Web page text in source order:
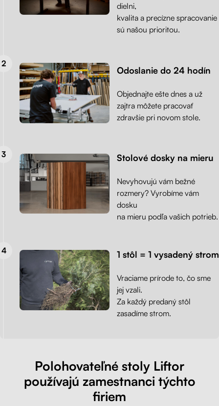
dielni,
kvalita a precízne spracovanie
sú našou prioritou.
Odoslanie do 24 hodín
Objednajte ešte dnes a už
zajtra môžete pracovať
zdravšie pri novom stole.
Stolové dosky na mieru
Nevyhovujú vám bežné
rozmery? Vyrobíme vám
dosku
na mieru podľa vašich potrieb.
1 stôl = 1 vysadený strom
Vraciame prírode to, čo sme
jej vzali.
Za každý predaný stôl
zasadíme strom.
Polohovateľné stoly Liftor
používajú zamestnanci týchto
firiem